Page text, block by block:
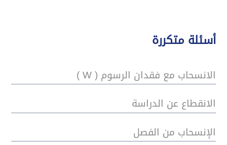
أسئلة متكررة
الانسحاب مع فقدان الرسوم ( W )
الانقطاع عن الدراسة
الإنسحاب من الفصل